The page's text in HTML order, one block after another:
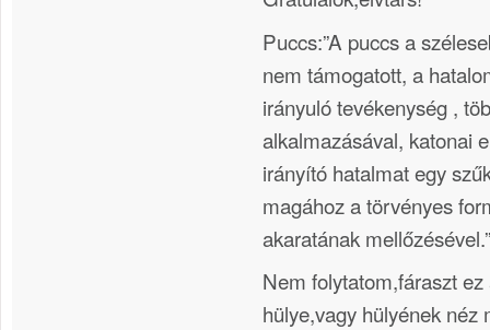
Puccs:”A puccs a
nem támogatott, a
irányuló tevékenység ,
alkalmazásával, katonai
irányító hatalmat egy
magához a törvényes
akaratának mellőzésével.”
Nem folytatom,fáraszt
hülye,vagy hülyének néz